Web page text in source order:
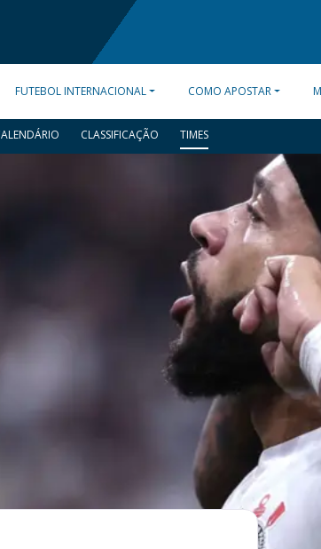
FUTEBOL INTERNACIONAL COMO APOSTAR
CLASSIFICAÇÃO TIMES